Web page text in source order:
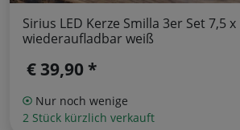
Sirius LED Kerze Smilla 3er Set 7,5
wiederaufladbar weiß
€ 39,90 *
Nur noch wenige
2 Stück kürzlich verkauft